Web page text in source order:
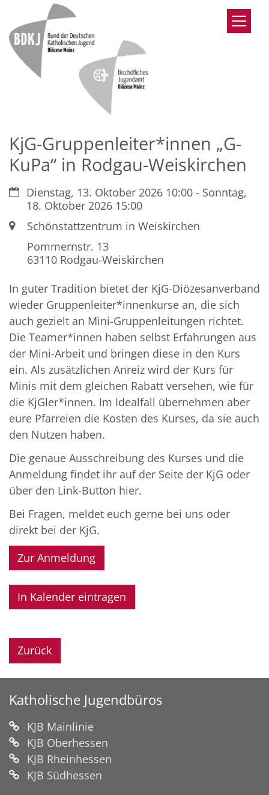
Zum Inhalt springen
KjG-Gruppenleiter*innen „G-
KuPa“ in Rodgau-Weiskirchen
Datum:Dienstag, 13. Oktober 2026 10:00 - Sonntag,
18. Oktober 2026 15:00
Ort: Schönstattzentrum in Weiskirchen
Pommernstr. 13
63110 Rodgau-Weiskirchen
In guter Tradition bietet der KjG-Diözesanverband
wieder Gruppenleiter*innenkurse an, die sich
auch gezielt an Mini-Gruppenleitungen richtet.
Die Teamer*innen haben selbst Erfahrungen aus
der Mini-Arbeit und bringen diese in den Kurs
ein. Als zusätzlichen Anreiz wird der Kurs für
Minis mit dem gleichen Rabatt versehen, wie für
die KjGler*innen. Im Idealfall übernehmen aber
eure Pfarreien die Kosten des Kurses, da sie auch
den Nutzen haben.
Die genaue Ausschreibung des Kurses und die
Anmeldung findet ihr auf der Seite der KjG oder
über den Link-Button hier.
Bei Fragen, meldet euch gerne bei uns oder
direkt bei der KjG.
Zur Anmeldung
In Kalender eintragen
Zurück
Katholische Jugendbüros
KJB Mainlinie
KJB Oberhessen
KJB Rheinhessen
KJB Südhessen